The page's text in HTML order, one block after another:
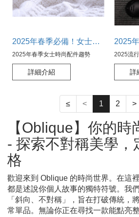
2025年春季必備！女士時尚配件趨勢大公開，搶先看！
2025年春季女士時尚配件趨勢
詳細介紹
2025流
詳
≤ < 1 2 >
【Oblique】你的時
- 探索不對稱美學，
格
歡迎來到 Oblique 的時尚世界。在這
都是述說你個人故事的獨特符號。我
「斜向、不對稱」，旨在打破傳統，
常單品。無論你正在尋找一款能點亮